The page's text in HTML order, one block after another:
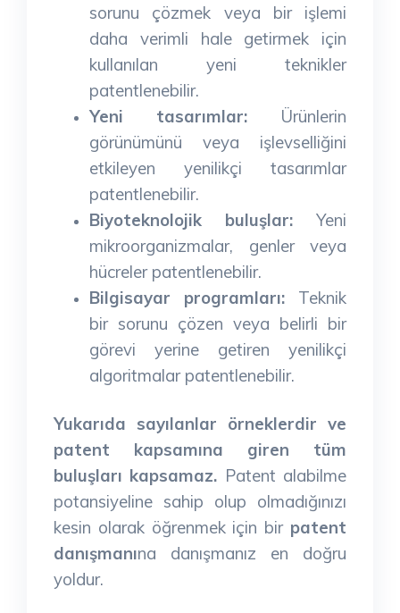
sorunu çözmek veya bir işlemi
daha verimli hale getirmek için
kullanılan yeni teknikler
patentlenebilir.
Yeni tasarımlar: Ürünlerin
görünümünü veya işlevselliğini
etkileyen yenilikçi tasarımlar
patentlenebilir.
Biyoteknolojik buluşlar: Yeni
mikroorganizmalar, genler veya
hücreler patentlenebilir.
Bilgisayar programları: Teknik
bir sorunu çözen veya belirli bir
görevi yerine getiren yenilikçi
algoritmalar patentlenebilir.
Yukarıda sayılanlar örneklerdir ve
patent kapsamına giren tüm
buluşları kapsamaz. Patent alabilme
potansiyeline sahip olup olmadığınızı
kesin olarak öğrenmek için bir patent
danışmanına danışmanız en doğru
yoldur.